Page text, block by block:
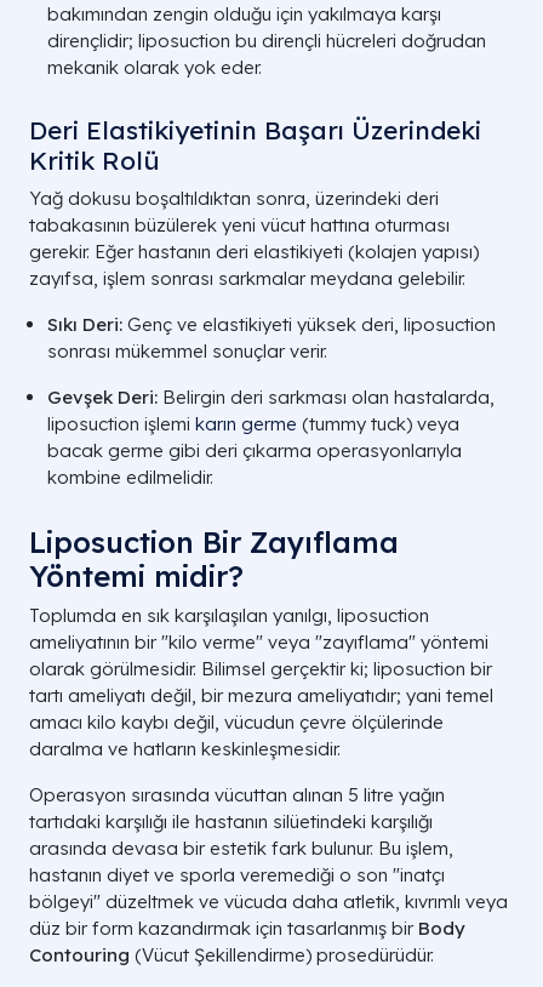
bakımından zengin olduğu için yakılmaya karşı
dirençlidir; liposuction bu dirençli hücreleri doğrudan
mekanik olarak yok eder.
Deri Elastikiyetinin Başarı Üzerindeki
Kritik Rolü
Yağ dokusu boşaltıldıktan sonra, üzerindeki deri
tabakasının büzülerek yeni vücut hattına oturması
gerekir. Eğer hastanın deri elastikiyeti (kolajen yapısı)
zayıfsa, işlem sonrası sarkmalar meydana gelebilir.
Sıkı Deri: Genç ve elastikiyeti yüksek deri, liposuction
sonrası mükemmel sonuçlar verir.
Gevşek Deri: Belirgin deri sarkması olan hastalarda,
liposuction işlemi karın germe (tummy tuck) veya
bacak germe gibi deri çıkarma operasyonlarıyla
kombine edilmelidir.
Liposuction Bir Zayıflama
Yöntemi midir?
Toplumda en sık karşılaşılan yanılgı, liposuction
ameliyatının bir "kilo verme" veya "zayıflama" yöntemi
olarak görülmesidir. Bilimsel gerçektir ki; liposuction bir
tartı ameliyatı değil, bir mezura ameliyatıdır; yani temel
amacı kilo kaybı değil, vücudun çevre ölçülerinde
daralma ve hatların keskinleşmesidir.
Operasyon sırasında vücuttan alınan 5 litre yağın
tartıdaki karşılığı ile hastanın silüetindeki karşılığı
arasında devasa bir estetik fark bulunur. Bu işlem,
hastanın diyet ve sporla veremediği o son "inatçı
bölgeyi" düzeltmek ve vücuda daha atletik, kıvrımlı veya
düz bir form kazandırmak için tasarlanmış bir Body
Contouring (Vücut Şekillendirme) prosedürüdür.